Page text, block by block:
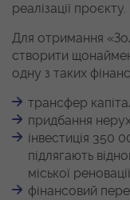
реалізації проєкту.
Для отримання
створити
одну з таких
трансфер
придбання
інвестиція 350
підлягають
міської
фінансовий